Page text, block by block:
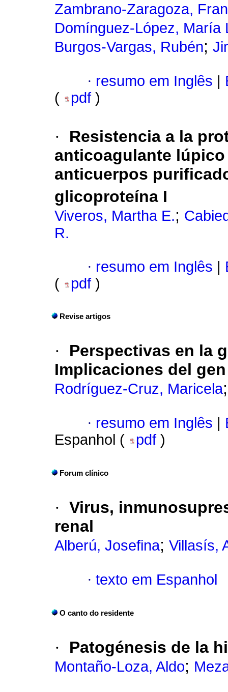
Zambrano-Zaragoza,
Domínguez-López, María
Burgos-Vargas, Rubén;
· resumo em Inglês
(
pdf )
·
Resistencia a la
anticoagulante
anticuerpos
glicoproteína I
Viveros, Martha E.;
R.
· resumo em Inglês |
(
pdf )
Revise artigos
·
Perspectivas en la
Implicaciones del
Rodríguez-Cruz, Maricela
· resumo em Inglês
Espanhol (
pdf )
Forum clínico
· Virus,
renal
Alberú, Josefina; Villasís,
· texto em Espanhol
O canto do residente
· Patogénesis de la
Montaño-Loza, Aldo;